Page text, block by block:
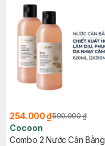
254.000 ₫590.000 ₫
Cocoon
Combo 2 Nước Cân Bằng